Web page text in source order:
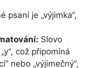
psaní je „výjimka“,
Slovo
což připomíná
nebo „výjimečný“,